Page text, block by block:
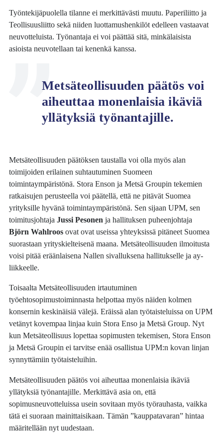
Työntekijäpuolella tilanne ei merkittävästi muutu. Paperiliitto ja
Teollisuusliitto sekä niiden luottamushenkilöt edelleen vastaavat
neuvotteluista. Työnantaja ei voi päättää sitä, minkälaisista
asioista neuvotellaan tai kenenkä kanssa.
Metsäteollisuuden päätös voi
aiheuttaa monenlaisia ikäviä
yllätyksiä työnantajille.
Metsäteollisuuden päätöksen taustalla voi olla myös alan
toimijoiden erilainen suhtautuminen Suomeen
toimintaympäristönä. Stora Enson ja Metsä Groupin tekemien
ratkaisujen perusteella voi päätellä, että ne pitävät Suomea
yrityksille hyvänä toimintaympäristönä. Sen sijaan UPM, sen
toimitusjohtaja Jussi Pesonen ja hallituksen puheenjohtaja
Björn Wahlroos ovat ovat useissa yhteyksissä pitäneet Suomea
suorastaan yrityskielteisenä maana. Metsäteollisuuden ilmoitusta
voisi pitää eräänlaisena Nallen sivalluksena hallitukselle ja ay-
liikkeelle.
Toisaalta Metsäteollisuuden irtautuminen
työehtosopimustoiminnasta helpottaa myös näiden kolmen
konsernin keskinäisiä välejä. Eräissä alan työtaisteluissa on UPM
vetänyt kovempaa linjaa kuin Stora Enso ja Metsä Group. Nyt
kun Metsäteollisuus lopettaa sopimusten tekemisen, Stora Enson
ja Metsä Groupin ei tarvitse enää osallistua UPM:n kovan linjan
synnyttämiin työtaisteluihin.
Metsäteollisuuden päätös voi aiheuttaa monenlaisia ikäviä
yllätyksiä työnantajille. Merkittävä asia on, että
sopimusneuvotteluissa usein sovitaan myös työrauhasta, vaikka
tätä ei suoraan mainittaisikaan. Tämän ”kauppatavaran” hintaa
määritellään nyt uudestaan.